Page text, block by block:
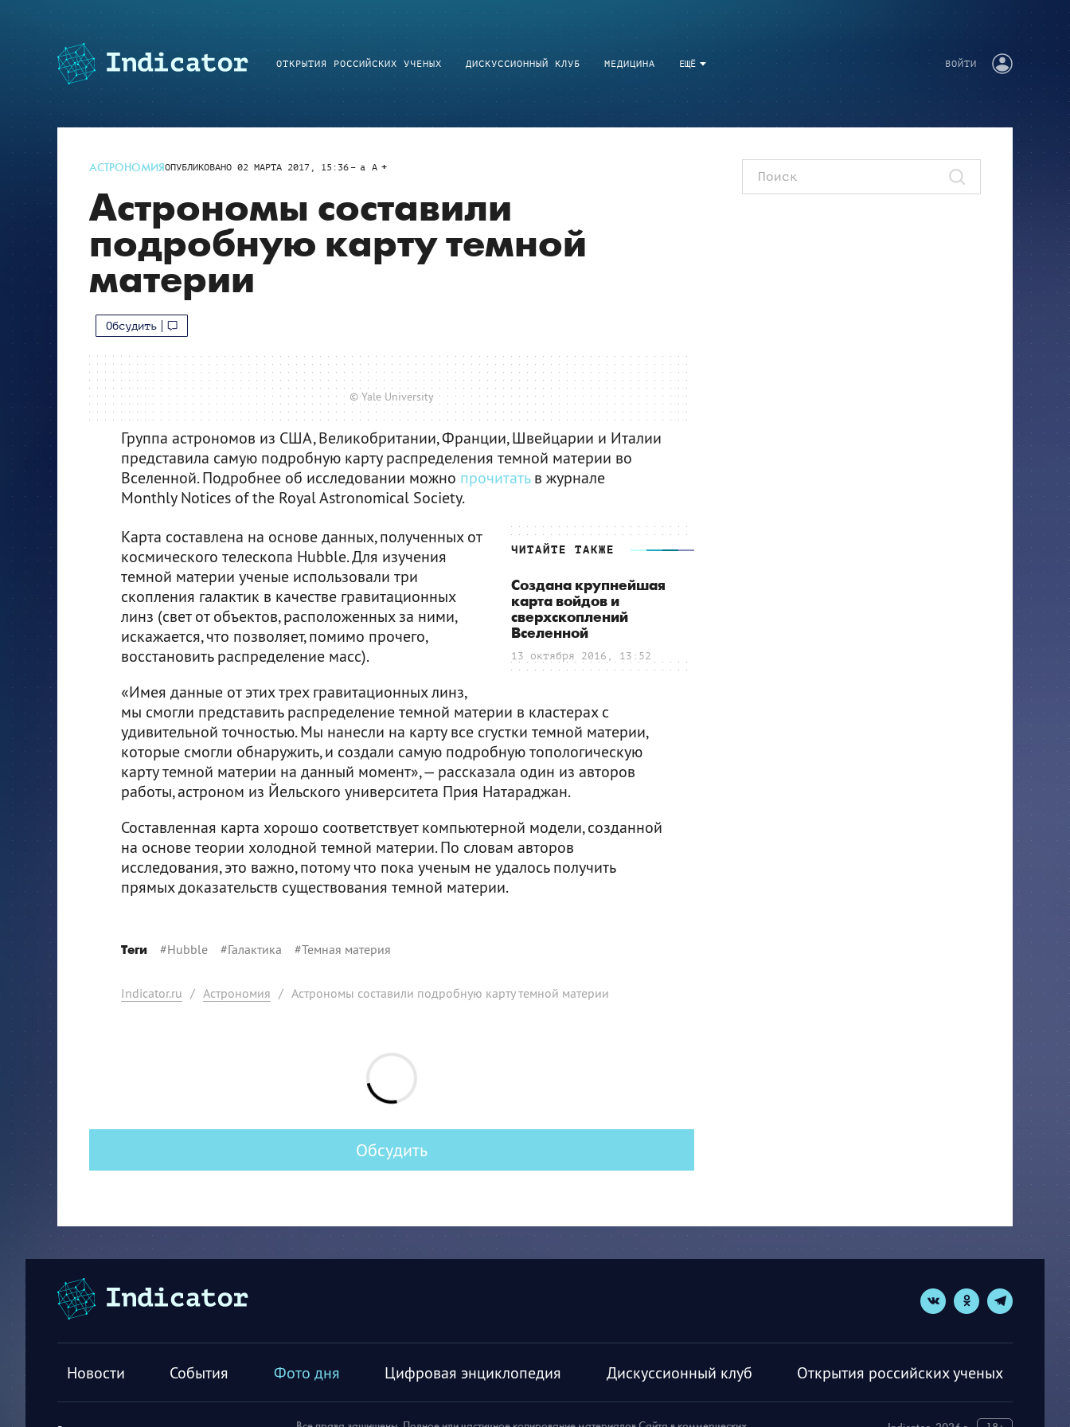
ЕЩЁ
ОТКРЫТИЯ РОССИЙСКИХ УЧЕНЫХ ДИСКУССИОННЫЙ КЛУБ МЕДИЦИНА ВОЙТИ
АСТРОНОМИЯОПУБЛИКОВАНО 02 МАРТА 2017, 15:36 a A
Астрономы составили
подробную карту темной
материи
Обсудить
© Yale University
Группа астрономов из США, Великобритании, Франции, Швейцарии и Италии
представила самую подробную карту распределения темной материи во
Вселенной. Подробнее об исследовании можно прочитатьв журнале
Monthly Notices of the Royal Astronomical Society.
ЧИТАЙТЕ ТАКЖЕ
Создана крупнейшая
карта войдов и
сверхскоплений
Вселенной
13 октября 2016, 13:52
Карта составлена на основе данных, полученных от
космического телескопа Hubble. Для изучения
темной материи ученые использовали три
скопления галактик в качестве гравитационных
линз (свет от объектов, расположенных за ними,
искажается, что позволяет, помимо прочего,
восстановить распределение масс).
«Имея данные от этих трех гравитационных линз,
мы смогли представить распределение темной материи в кластерах с
удивительной точностью. Мы нанесли на карту все сгустки темной материи,
которые смогли обнаружить, и создали самую подробную топологическую
карту темной материи на данный момент», — рассказала один из авторов
работы, астроном из Йельского университета Прия Натараджан.
Составленная карта хорошо соответствует компьютерной модели, созданной
на основе теории холодной темной материи. По словам авторов
исследования, это важно, потому что пока ученым не удалось получить
прямых доказательств существования темной материи.
Теги #Hubble #Галактика #Темная материя
Indicator.ru / Астрономия / Астрономы составили подробную карту темной материи
Обсудить
Новости События Фото дня Цифровая энциклопедия Дискуссионный клуб Открытия российских ученых